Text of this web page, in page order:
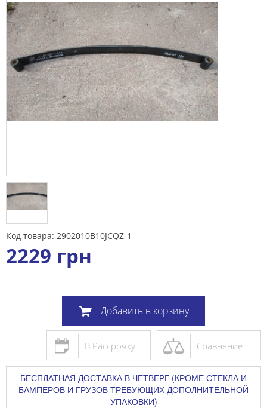
Код товара: 2902010B10JCQZ-1
2229 грн
Добавить в корзину
Сравнение
В Рассрочку
БЕСПЛАТНАЯ ДОСТАВКА В ЧЕТВЕРГ (КРОМЕ СТЕКЛА И
БАМПЕРОВ И ГРУЗОВ ТРЕБУЮЩИХ ДОПОЛНИТЕЛЬНОЙ
УПАКОВКИ)